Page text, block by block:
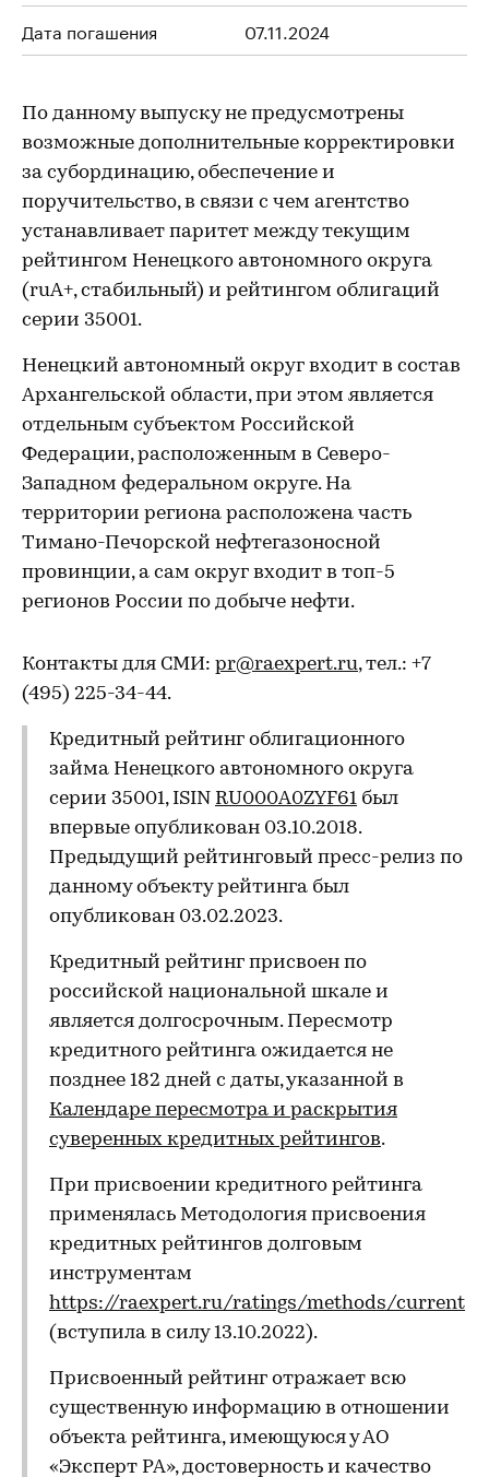
Дата погашения
07.11.2024
По данному выпуску не предусмотрены
возможные дополнительные корректировки
за субординацию, обеспечение и
поручительство, в связи с чем агентство
устанавливает паритет между текущим
рейтингом Ненецкого автономного округа
(ruА+, стабильный) и рейтингом облигаций
серии 35001.
Ненецкий автономный округ входит в состав
Архангельской области, при этом является
отдельным субъектом Российской
Федерации, расположенным в Северо-
Западном федеральном округе. На
территории региона расположена часть
Тимано-Печорской нефтегазоносной
провинции, а сам округ входит в топ-5
регионов России по добыче нефти.
Контакты для СМИ: pr@raexpert.ru, тел.: +7
(495) 225-34-44.
Кредитный рейтинг облигационного
займа Ненецкого автономного округа
серии 35001, ISIN RU000A0ZYF61 был
впервые опубликован 03.10.2018.
Предыдущий рейтинговый пресс-релиз по
данному объекту рейтинга был
опубликован 03.02.2023.
Кредитный рейтинг присвоен по
российской национальной шкале и
является долгосрочным. Пересмотр
кредитного рейтинга ожидается не
позднее 182 дней с даты, указанной в
Календаре пересмотра и раскрытия
суверенных кредитных рейтингов.
При присвоении кредитного рейтинга
применялась Методология присвоения
кредитных рейтингов долговым
инструментам
https://raexpert.ru/ratings/methods/current
(вступила в силу 13.10.2022).
Присвоенный рейтинг отражает всю
существенную информацию в отношении
объекта рейтинга, имеющуюся у АО
«Эксперт РА», достоверность и качество